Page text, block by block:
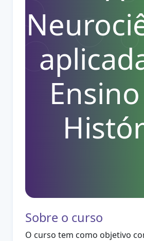
Sobre o curso
O curso tem como objetivo